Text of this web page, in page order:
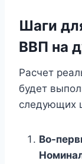
Шаги
ВВП на
Расчет
будет
следующих
Во-